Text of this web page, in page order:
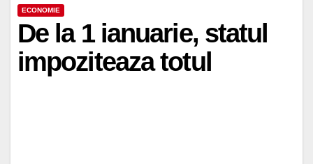
ECONOMIE
De la 1 ianuarie, statul
impoziteaza totul